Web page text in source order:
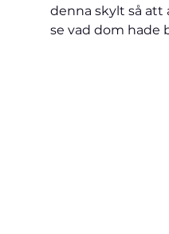
denna skylt så att
se vad dom hade